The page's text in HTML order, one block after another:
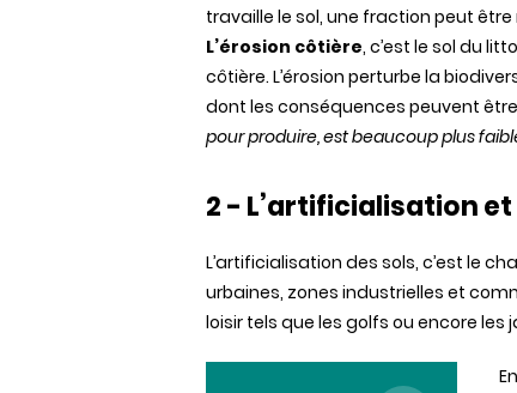
travaille le sol, une fraction peut
L’érosion côtière, c’est le sol du
côtière. L’érosion perturbe la
dont les conséquences peuvent
pour produire, est beaucoup plus
2 - L’artificialisationet
L’artificialisation des sols, c’est le
urbaines, zones industrielles et
loisir tels que les golfs ou encore les